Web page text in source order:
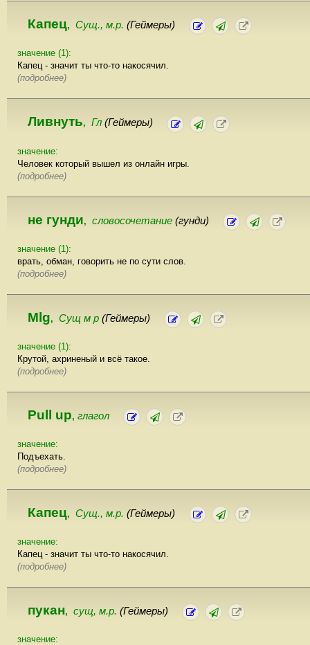
Капец, Сущ., м.р. (Геймеры)
значение (1):
Капец - значит ты что-то накосячил.
(подробнее)
Ливнуть, Гл (Геймеры)
значение:
Человек который вышел из онлайн игры.
(подробнее)
не гунди, словосочетание (гунди)
значение (1):
врать, обман, говорить не по сути слов.
(подробнее)
Mlg, Сущ м р (Геймеры)
значение (1):
Крутой, ахриненый и всё такое.
(подробнее)
Pull up, глагол
значение:
Подъехать.
(подробнее)
Капец, Сущ., м.р. (Геймеры)
значение:
Капец - значит ты что-то накосячил.
(подробнее)
пукан, сущ, м.р. (Геймеры)
значение: